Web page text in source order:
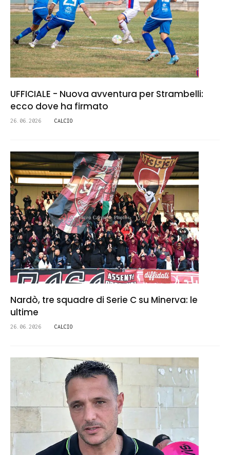
UFFICIALE - Nuova avventura per Strambelli:
ecco dove ha firmato
26.06.2026 CALCIO
Nardò, tre squadre di Serie C su Minerva: le
ultime
26.06.2026 CALCIO